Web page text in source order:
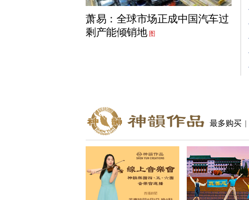
萧易：全球市场正成中国汽车过
剩产能倾销地 图
最多购买 |